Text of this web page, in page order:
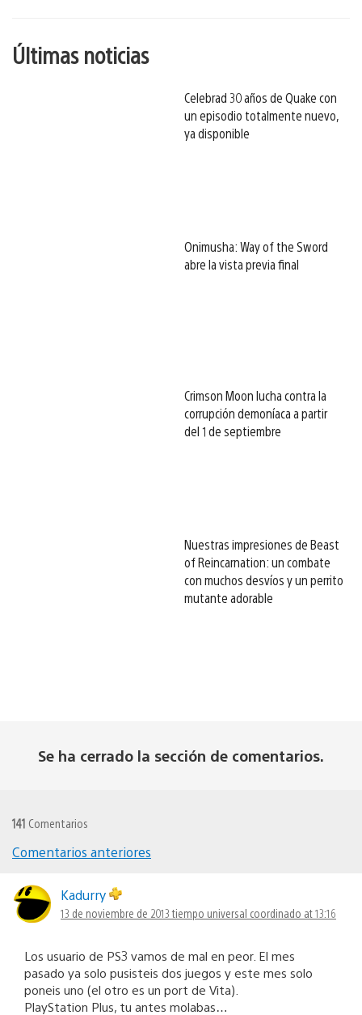
Últimas noticias
Celebrad 30 años de Quake con
un episodio totalmente nuevo,
ya disponible
Onimusha: Way of the Sword
abre la vista previa final
Crimson Moon lucha contra la
corrupción demoníaca a partir
del 1 de septiembre
Nuestras impresiones de Beast
of Reincarnation: un combate
con muchos desvíos y un perrito
mutante adorable
Se ha cerrado la sección de comentarios.
141 Comentarios
de
comentarios
Comentarios anteriores
Kadurry
13 de noviembre de 2013 tiempo universal coordinado at 13:16
Los usuario de PS3 vamos de mal en peor. El mes
pasado ya solo pusisteis dos juegos y este mes solo
poneis uno (el otro es un port de Vita).
PlayStation Plus, tu antes molabas…